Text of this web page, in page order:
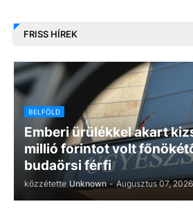
FRISS HÍREK
BELFÖLD
Emberi ürülékkel akart
millió forintot volt
budaörsi férfi
közzétette Unknown - Augusztus 07, 2026